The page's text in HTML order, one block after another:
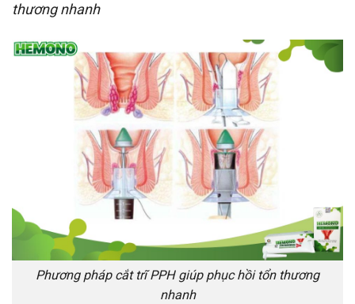
thương nhanh
Phương pháp cắt trĩ PPH giúp phục hồi tổn thương
nhanh